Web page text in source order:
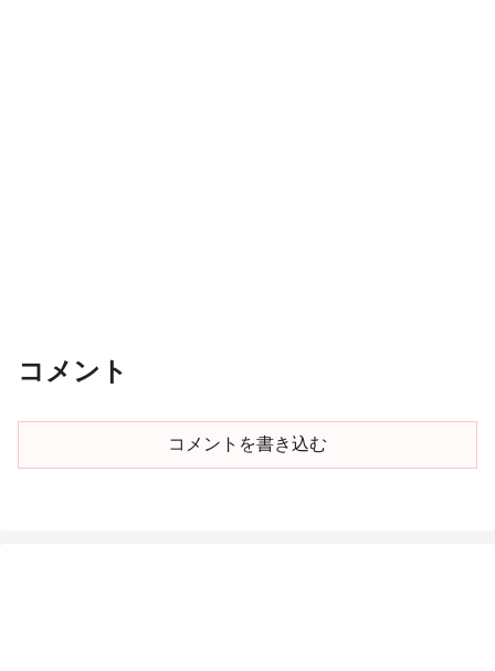
コメント
コメントを書き込む